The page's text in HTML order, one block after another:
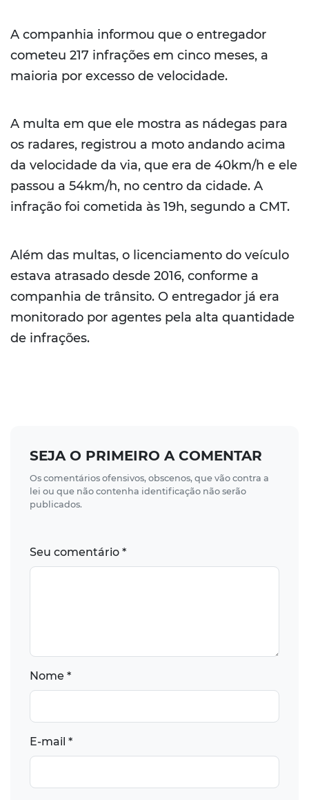
A companhia informou que o entregador
cometeu 217 infrações em cinco meses, a
maioria por excesso de velocidade.
A multa em que ele mostra as nádegas para
os radares, registrou a moto andando acima
da velocidade da via, que era de 40km/h e ele
passou a 54km/h, no centro da cidade. A
infração foi cometida às 19h, segundo a CMT.
Além das multas, o licenciamento do veículo
estava atrasado desde 2016, conforme a
companhia de trânsito. O entregador já era
monitorado por agentes pela alta quantidade
de infrações.
SEJA O PRIMEIRO A COMENTAR
Os comentários ofensivos, obscenos, que vão contra a
lei ou que não contenha identificação não serão
publicados.
Seu comentário *
Nome *
E-mail *